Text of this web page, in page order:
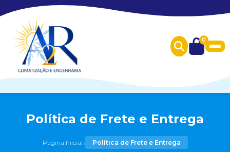
0
Política de Frete e Entrega
Página Inicial› Política de Frete e Entrega